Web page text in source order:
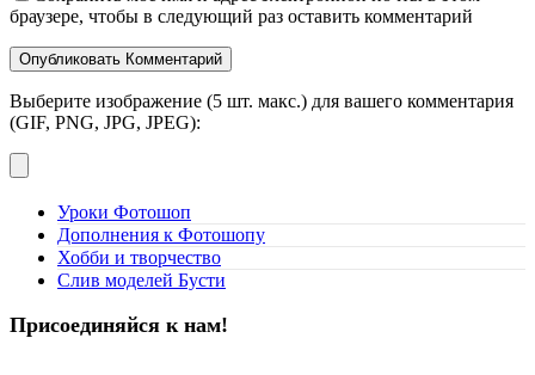
браузере, чтобы в следующий раз оставить комментарий
Выберите изображение (5 шт. макс.) для вашего комментария
(GIF, PNG, JPG, JPEG):
Уроки Фотошоп
Дополнения к Фотошопу
Хобби и творчество
Слив моделей Бусти
Присоединяйся к нам!